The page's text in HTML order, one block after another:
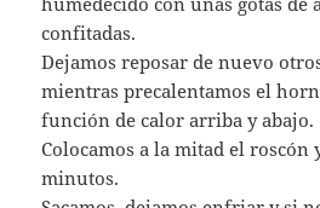
confitadas.
Dejamos reposar de nuevo
mientras precalentamos el
función de calor arriba y abajo.
Colocamos a la mitad el roscón
minutos.